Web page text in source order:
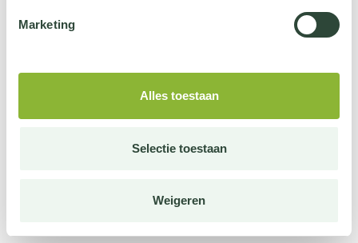
Marketing
Alles toestaan
Selectie toestaan
Weigeren